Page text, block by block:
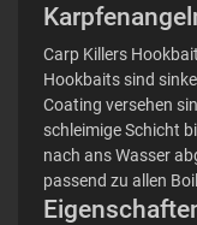
Carp Killers
Hookbaits sind
Coating versehen
schleimige Schicht
nach ans Wasser
passend zu allen